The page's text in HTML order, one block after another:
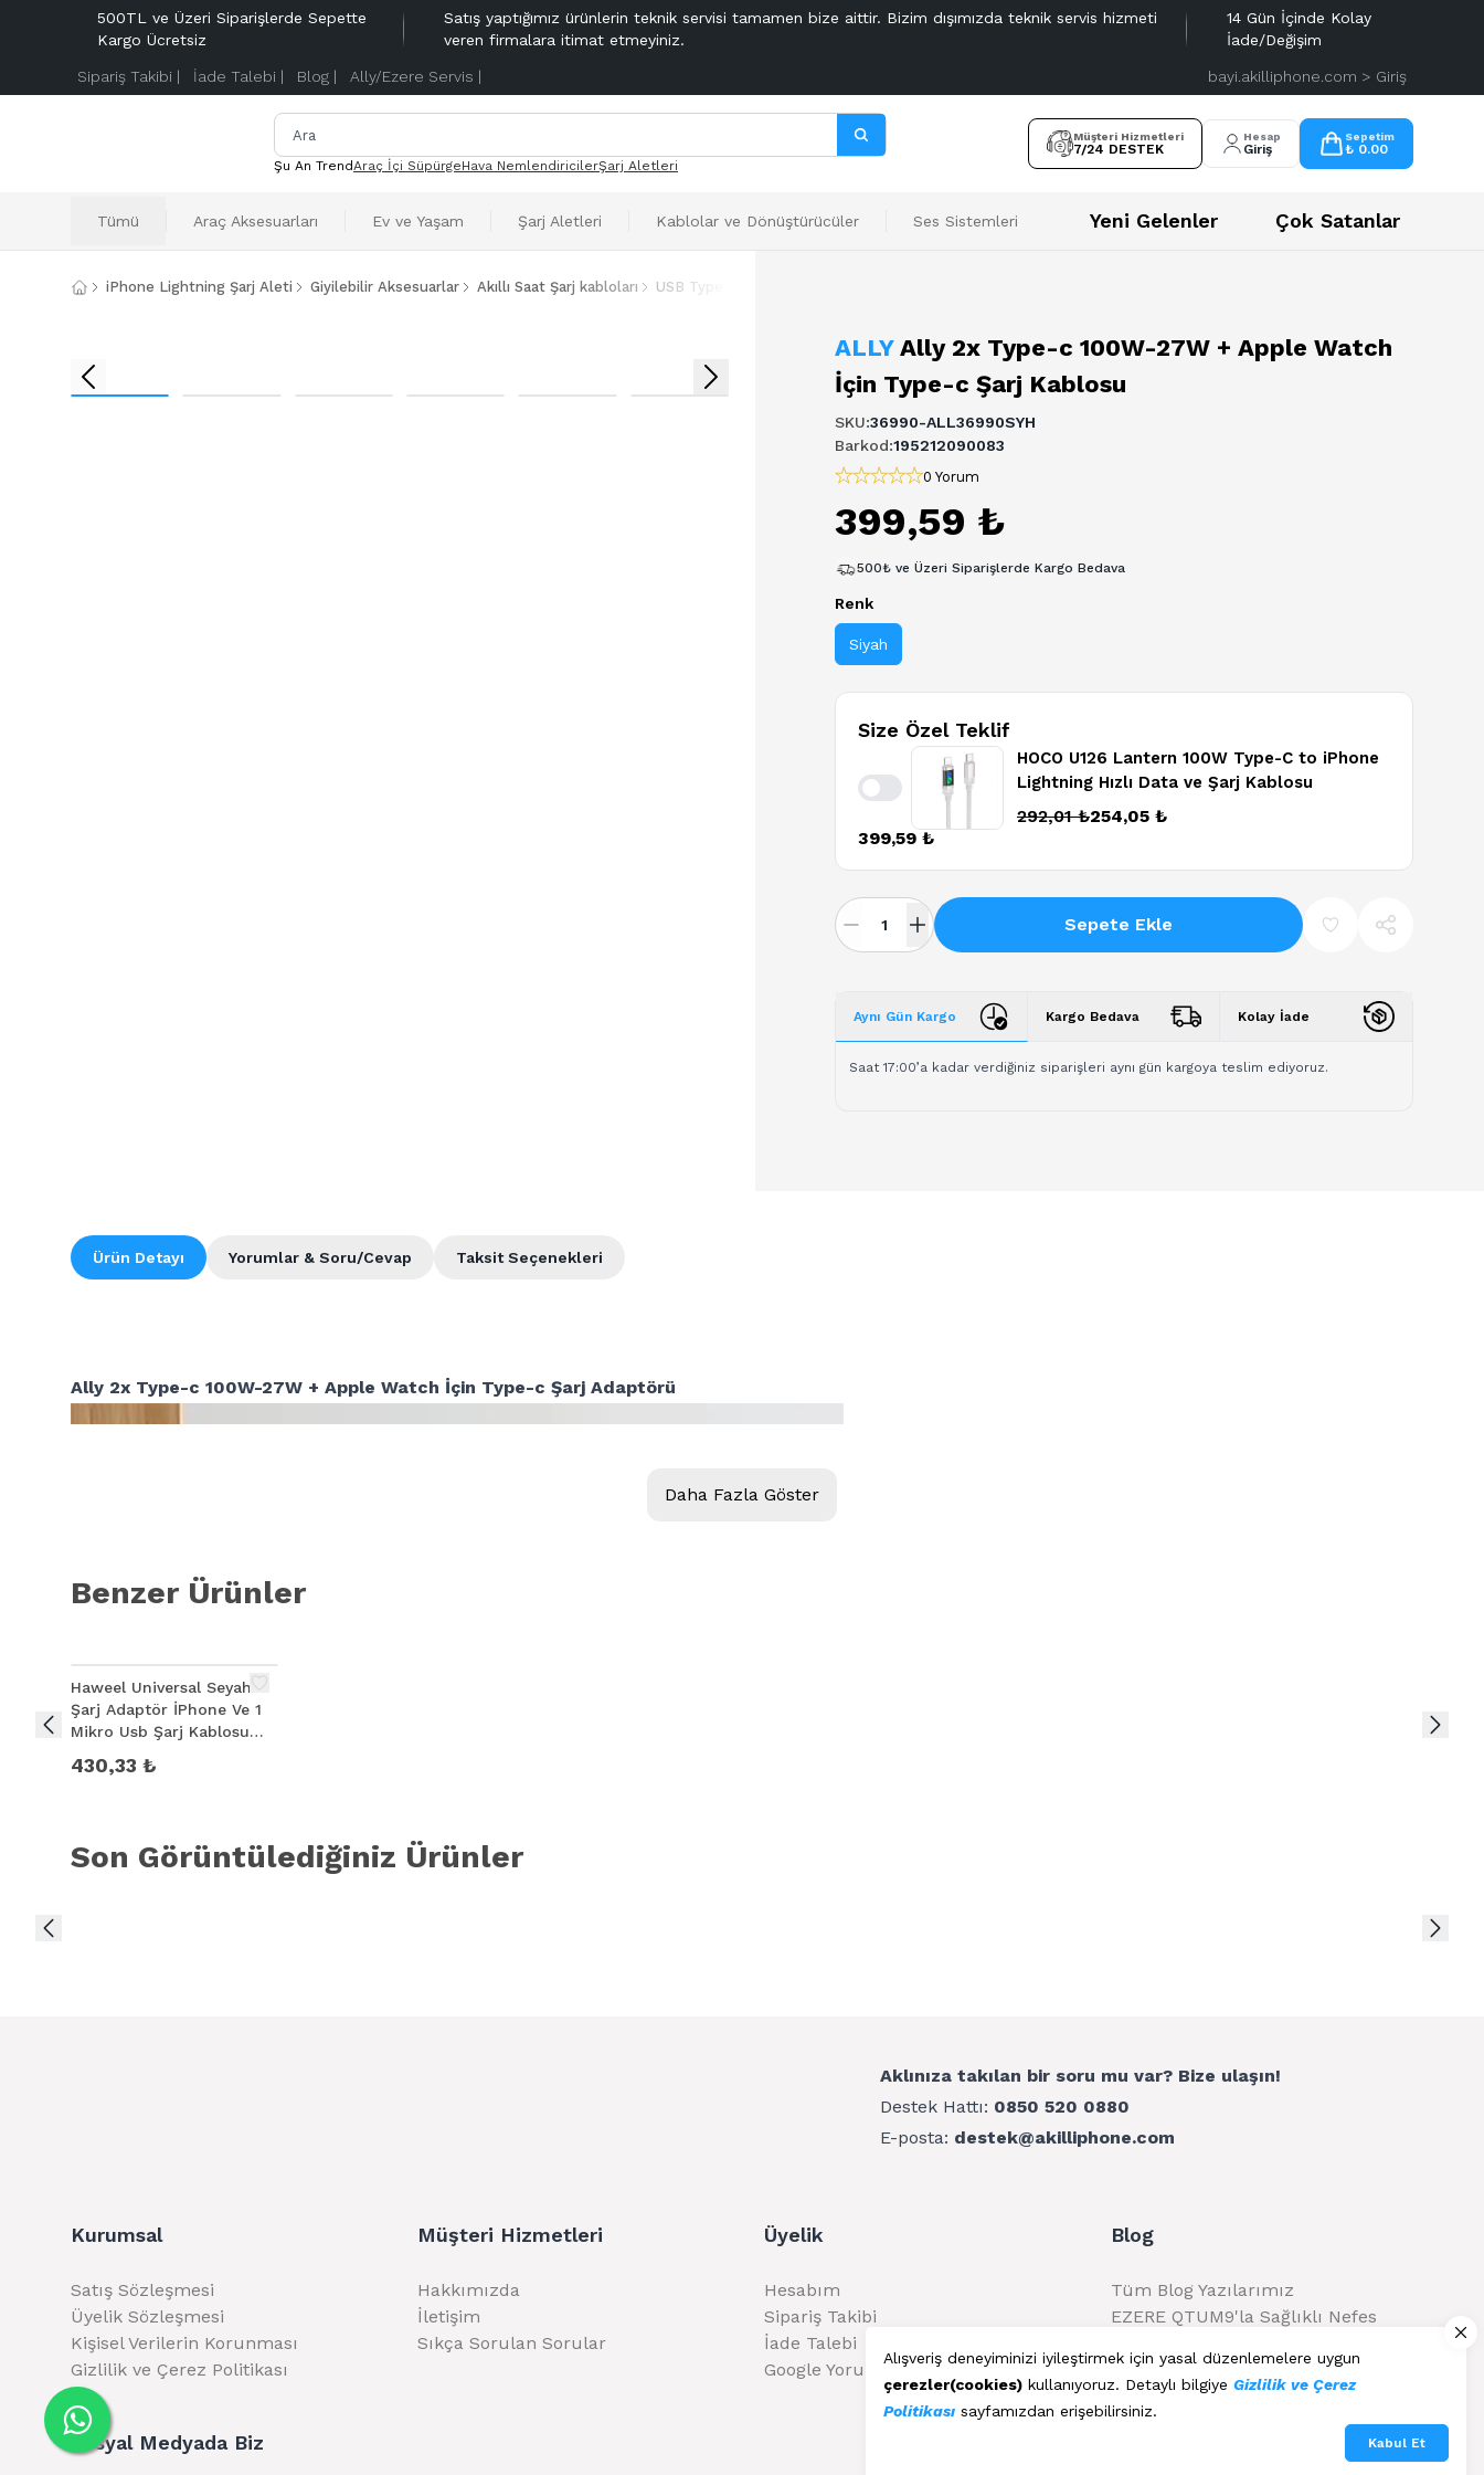
Alışveriş deneyiminizi iyileştirmek için yasal düzenlemelere uygun
çerezler(cookies) kullanıyoruz. Detaylı bilgiye Gizlilik ve Çerez
Politikası sayfamızdan erişebilirsiniz.
Kabul Et
500TL ve Üzeri Siparişlerde Sepette
Kargo Ücretsiz
Satış yaptığımız ürünlerin teknik servisi tamamen bize aittir. Bizim dışımızda teknik servis hizmeti
veren firmalara itimat etmeyiniz.
14 Gün İçinde Kolay
İade/Değişim
Sipariş Takibi | İade Talebi | Blog | Ally/Ezere Servis | bayi.akilliphone.com > Giriş
Şu An TrendAraç İçi SüpürgeHava NemlendiricilerŞarj Aletleri
Müşteri Hizmetleri
7/24 DESTEK
Hesap
Giriş
Sepetim
₺ 0.00
Tümü Araç Aksesuarları Ev ve Yaşam Şarj Aletleri Kablolar ve Dönüştürücüler Ses Sistemleri Yeni Gelenler Çok Satanlar
iPhone Lightning Şarj Aleti Giyilebilir Aksesuarlar Akıllı Saat Şarj kabloları USB Type C Şarj Aleti
ALLY Ally 2x Type-c 100W-27W + Apple Watch
İçin Type-c Şarj Kablosu
SKU:36990-ALL36990SYH
Barkod:195212090083
0 Yorum
399,59 ₺
500₺ ve Üzeri Siparişlerde Kargo Bedava
Renk
Siyah
Size Özel Teklif
Enable notifications
HOCO U126 Lantern 100W Type-C to iPhone
Lightning Hızlı Data ve Şarj Kablosu
292,01 ₺254,05 ₺
399,59 ₺
Sepete Ekle
Aynı Gün Kargo Kargo Bedava Kolay İade
Saat 17:00’a kadar verdiğiniz siparişleri aynı gün kargoya teslim ediyoruz.
Ürün Detayı Taksit Seçenekleri
Yorumlar & Soru/Cevap
Ally 2x Type-c 100W-27W + Apple Watch İçin Type-c Şarj Adaptörü
Daha Fazla Göster
Benzer Ürünler
Haweel Universal Seyahat
Şarj Adaptör İPhone Ve 1
Mikro Usb Şarj Kablosu
430,33 ₺
Son Görüntülediğiniz Ürünler
Aklınıza takılan bir soru mu var? Bize ulaşın!
Destek Hattı: 0850 520 0880
E-posta: destek@akilliphone.com
Kurumsal
Satış Sözleşmesi
Üyelik Sözleşmesi
Kişisel Verilerin Korunması
Gizlilik ve Çerez Politikası
Müşteri Hizmetleri
Hakkımızda
İletişim
Sıkça Sorulan Sorular
Üyelik
Hesabım
Sipariş Takibi
İade Talebi
Google Yorumlarımız
Blog
Tüm Blog Yazılarımız
EZERE QTUM9'la Sağlıklı Nefes
Sosyal Medyada Biz